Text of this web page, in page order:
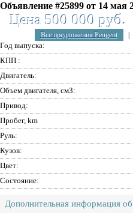
Объявление #25899 от 14 мая
Цена 500 000 руб.
Все предложения Peugeot
Год выпуска:
КПП :
Двигатель:
Объем двигателя, см3:
Привод:
Пробег, km
Руль:
Кузов:
Цвет:
Состояние:
Дополнительная информация